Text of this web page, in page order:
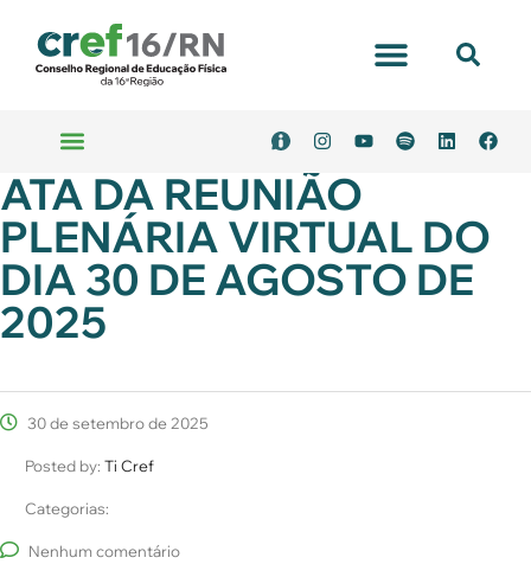
ATA DA REUNIÃO
PLENÁRIA VIRTUAL DO
DIA 30 DE AGOSTO DE
2025
30 de setembro de 2025
Posted by: Ti Cref
Categorias:
Nenhum comentário